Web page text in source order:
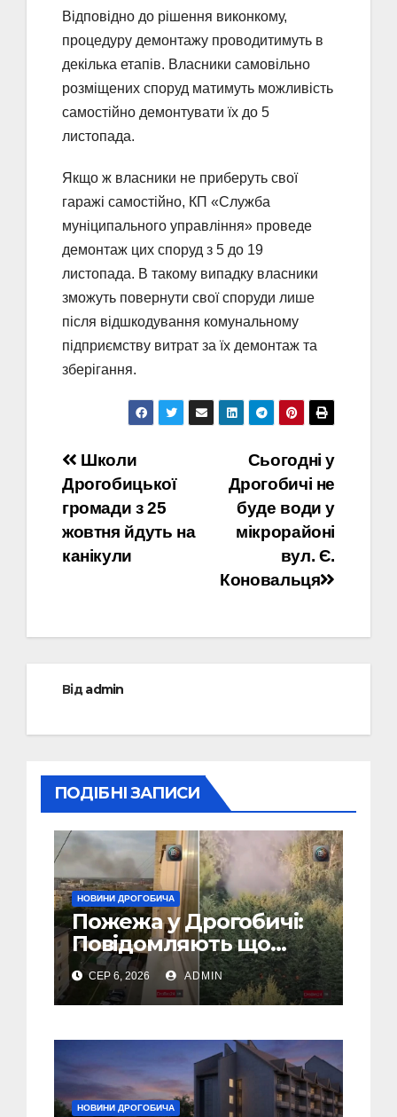
Відповідно до рішення виконкому,
процедуру демонтажу проводитимуть в
декілька етапів. Власники самовільно
розміщених споруд матимуть можливість
самостійно демонтувати їх до 5
листопада.
Якщо ж власники не приберуть свої
гаражі самостійно, КП «Служба
муніципального управління» проведе
демонтаж цих споруд з 5 до 19
листопада. В такому випадку власники
зможуть повернути свої споруди лише
після відшкодування комунальному
підприємству витрат за їх демонтаж та
зберігання.
Навігація
записів
Сьогодні у
Дрогобичі не
буде води у
мікрорайоні
вул. Є.
Коновальця
Школи
Дрогобицької
громади з 25
жовтня йдуть на
канікули
Відadmin
ПОДІБНІ ЗАПИСИ
НОВИНИ ДРОГОБИЧА
Пожежа у Дрогобичі:
Повідомляють що
горіло 5 гаражів
(Відео)
СЕР 6, 2026 ADMIN
НОВИНИ ДРОГОБИЧА